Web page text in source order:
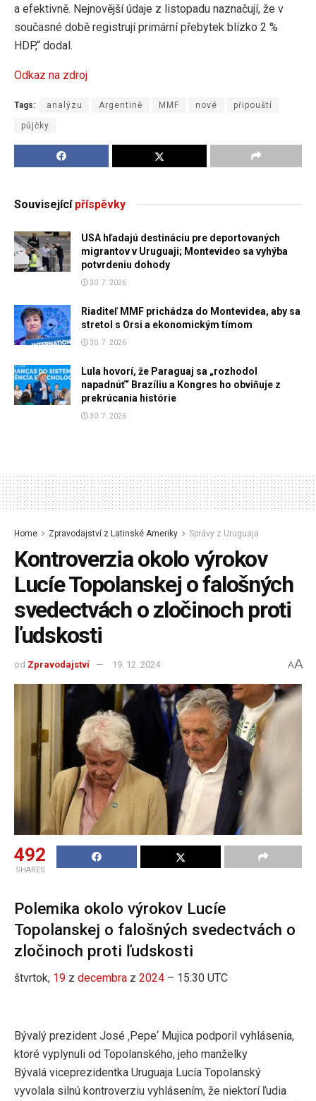
a efektivně. Nejnovější údaje z listopadu naznačují, že v
současné době registrují primární přebytek blízko 2 %
HDP,“ dodal.
Odkaz na zdroj
Tags: analýzu Argentině MMF nové připouští
půjčky
Souvisejícípříspěvky
USA hľadajú destináciu pre deportovaných
migrantov v Uruguaji; Montevideo sa vyhýba
potvrdeniu dohody
30. 7. 2026
Riaditeľ MMF prichádza do Montevidea, aby sa
stretol s Orsi a ekonomickým tímom
30. 7. 2026
Lula hovorí, že Paraguaj sa „rozhodol
napadnúť“ Brazíliu a Kongres ho obviňuje z
prekrúcania histórie
30. 7. 2026
Home Zpravodajství z Latinské Ameriky Správy z Uruguaja
Kontroverzia okolo výrokov
Lucíe Topolanskej o falošných
svedectvách o zločinoch proti
ľudskosti
od Zpravodajství 19. 12. 2024 AA
492
SHARES
Polemika okolo výrokov Lucíe
Topolanskej o falošných svedectvách o
zločinoch proti ľudskosti
štvrtok, 19 z decembra z 2024 – 15:30 UTC
Bývalý prezident José ‚Pepe‘ Mujica podporil vyhlásenia,
ktoré vyplynuli od Topolanského, jeho manželky
Bývalá viceprezidentka Uruguaja Lucía Topolanský
vyvolala silnú kontroverziu vyhlásením, že niektorí ľudia